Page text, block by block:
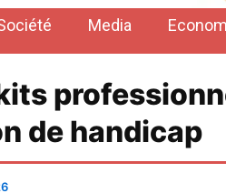
Media
de handicap